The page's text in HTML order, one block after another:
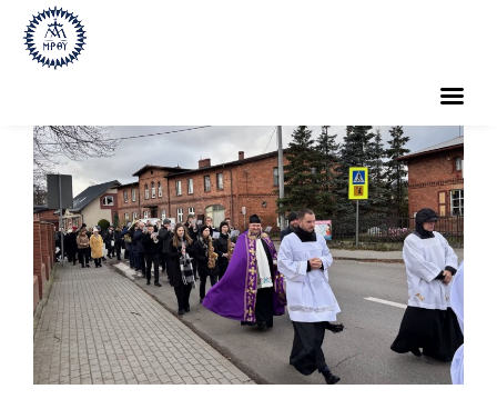
PARAFIA
SAKRAMENTY
GRUPY PARAFIALNE
CMENTARZ
KONTAKT